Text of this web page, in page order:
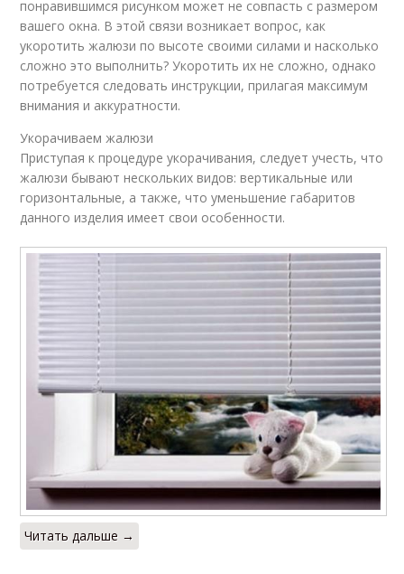
понравившимся рисунком может не совпасть с размером
вашего окна. В этой связи возникает вопрос, как
укоротить жалюзи по высоте своими силами и насколько
сложно это выполнить? Укоротить их не сложно, однако
потребуется следовать инструкции, прилагая максимум
внимания и аккуратности.
Укорачиваем жалюзи
Приступая к процедуре укорачивания, следует учесть, что
жалюзи бывают нескольких видов: вертикальные или
горизонтальные, а также, что уменьшение габаритов
данного изделия имеет свои особенности.
Читать дальше →